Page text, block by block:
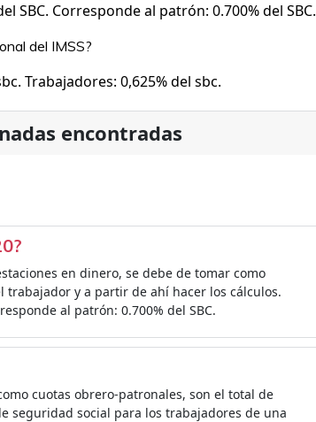
SBC. Corresponde al patrón: 0.700% del SBC.
del IMSS?
Trabajadores: 0,625% del sbc.
encontradas
en dinero, se debe de tomar como
trabajador y a partir de ahí hacer los cálculos.
al patrón: 0.700% del SBC.
cuotas obrero-patronales, son el total de
seguridad social para los trabajadores de una